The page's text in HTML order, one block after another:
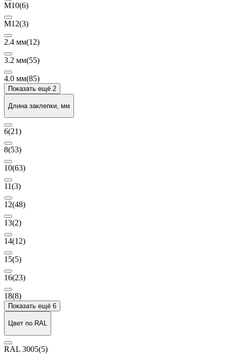
М10(6)
М12(3)
2.4 мм(12)
3.2 мм(55)
4.0 мм(85)
Показать ещё 2
Длина заклепки, мм
6(21)
8(53)
10(63)
11(3)
12(48)
13(2)
14(12)
15(5)
16(23)
18(8)
Показать ещё 6
Цвет по RAL
RAL 3005(5)